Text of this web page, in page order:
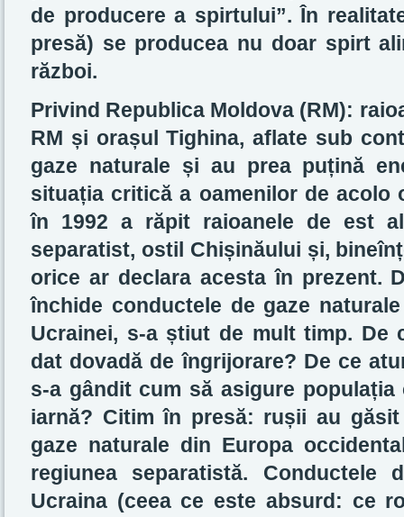
de producere a spirtului”. În
presă) se producea nu doar spirt
război.
Privind Republica Moldova (RM):
RM și orașul Tighina, aflate sub
gaze naturale și au prea puțină
situația critică a oamenilor de acolo
în 1992 a răpit raioanele de est
separatist, ostil Chișinăului și,
orice ar declara acesta în prezent.
închide conductele de gaze
Ucrainei, s-a știut de mult timp. De
dat dovadă de îngrijorare? De ce
s-a gândit cum să asigure
iarnă? Citim în presă: rușii au
gaze naturale din Europa
regiunea separatistă.
Ucraina (ceea ce este absurd: ce